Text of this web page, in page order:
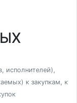
исполнителей),
к закупкам, к